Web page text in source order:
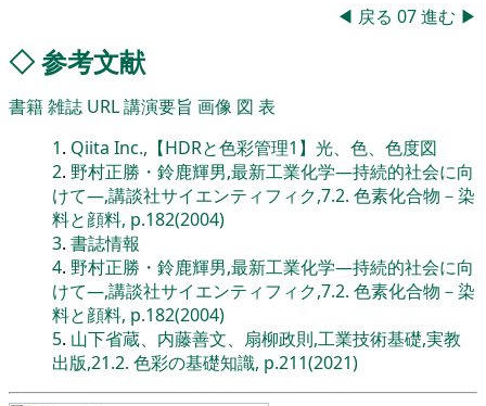
◀ 戻る 07進む ▶
◇参考文献
書籍雑誌 URL講演要旨 画像 図 表
1. Qiita Inc.,【HDRと色彩管理1】光、色、色度図
2. 野村正勝・鈴鹿輝男,最新工業化学―持続的社会に向
けて―,講談社サイエンティフィク,7.2. 色素化合物－染
料と顔料, p.182(2004)
3. 書誌情報
4. 野村正勝・鈴鹿輝男,最新工業化学―持続的社会に向
けて―,講談社サイエンティフィク,7.2. 色素化合物－染
料と顔料, p.182(2004)
5. 山下省蔵、内藤善文、扇柳政則,工業技術基礎,実教
出版,21.2. 色彩の基礎知識, p.211(2021)